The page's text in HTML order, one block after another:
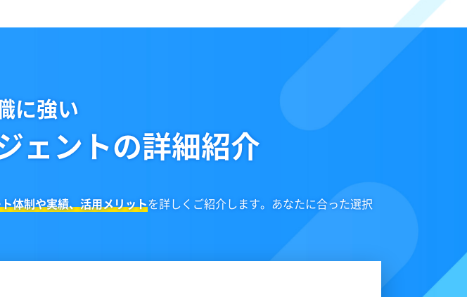
に強い
ェントの詳細紹介
体制や実績、活用メリットを詳しくご紹介します。あなたに合った選択